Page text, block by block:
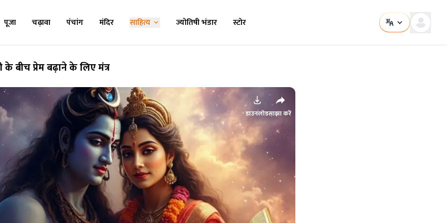
पूजा चढ़ावा पंचांग मंदिर साहित्य ज्योतिषी भंडार स्टोर
के बीच प्रेम बढ़ाने के लिए मंत्र
डाउनलोडसाझा करें